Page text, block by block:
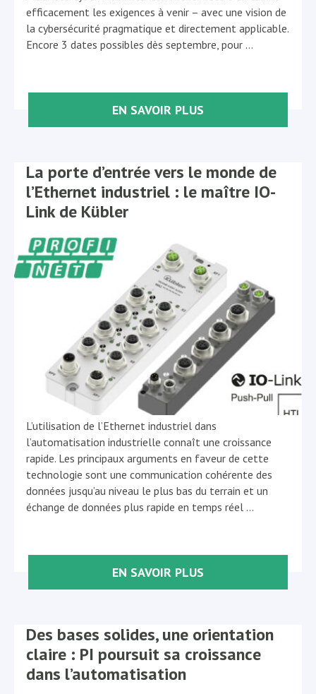
efficacement les exigences à venir – avec une vision de
la cybersécurité pragmatique et directement applicable.
Encore 3 dates possibles dès septembre, pour …
EN SAVOIR PLUS
La porte d’entrée vers le monde de
l’Ethernet industriel : le maître IO-
Link de Kübler
L’utilisation de l’Ethernet industriel dans
l’automatisation industrielle connaît une croissance
rapide. Les principaux arguments en faveur de cette
technologie sont une communication cohérente des
données jusqu’au niveau le plus bas du terrain et un
échange de données plus rapide en temps réel …
EN SAVOIR PLUS
Des bases solides, une orientation
claire : PI poursuit sa croissance
dans l’automatisation